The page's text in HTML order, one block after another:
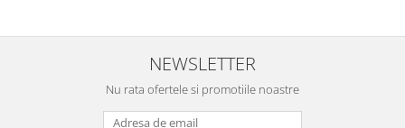
NEWSLETTER
Nu rata ofertele si promotiile noastre